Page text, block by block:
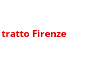
Firenze